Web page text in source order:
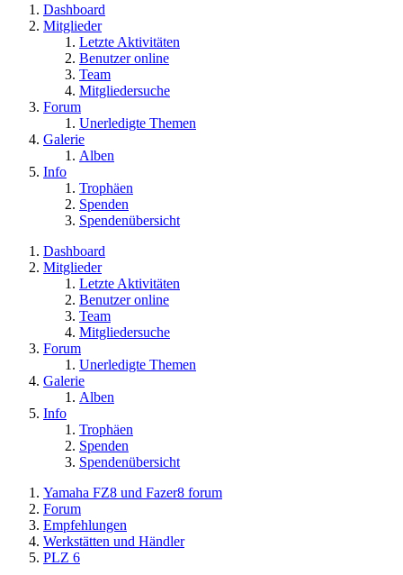
Dashboard
Mitglieder
Letzte Aktivitäten
Benutzer online
Team
Mitgliedersuche
Forum
Unerledigte Themen
Galerie
Alben
Info
Trophäen
Spenden
Spendenübersicht
Dashboard
Mitglieder
Letzte Aktivitäten
Benutzer online
Team
Mitgliedersuche
Forum
Unerledigte Themen
Galerie
Alben
Info
Trophäen
Spenden
Spendenübersicht
Yamaha FZ8 und Fazer8 forum
Forum
Empfehlungen
Werkstätten und Händler
PLZ 6